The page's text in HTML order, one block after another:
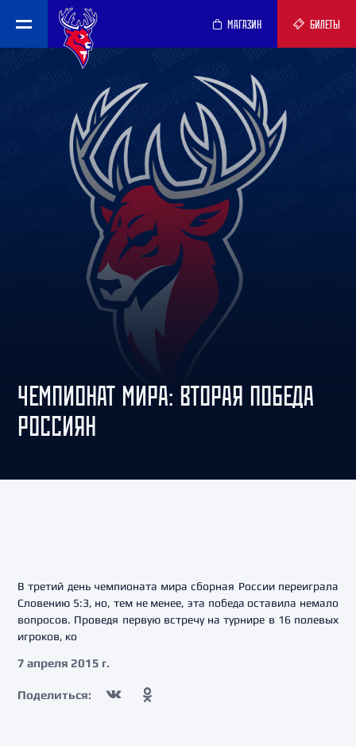
МАГАЗИН БИЛЕТЫ
ЧЕМПИОНАТ МИРА: ВТОРАЯ ПОБЕДА
РОССИЯН
В третий день чемпионата мира сборная России переиграла
Словению 5:3, но, тем не менее, эта победа оставила немало
вопросов. Проведя первую встречу на турнире в 16 полевых
игроков, ко
7 апреля 2015 г.
Поделиться: